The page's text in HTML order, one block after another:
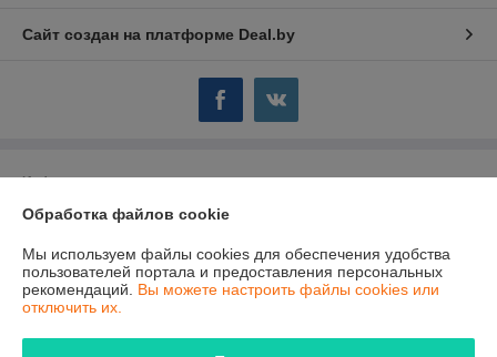
Сайт создан на платформе Deal.by
Информация для покупателя
Юридическое лицо:Общество с ограниченной ответственностью
220015, г. Минск, ул. Гурского, д. 3, каб. 34.
Регистрационный номер ЕГР: 192545537
Обработка файлов cookie
Мы используем файлы cookies для обеспечения удобства
пользователей портала и предоставления персональных
рекомендаций. Вы можете настроить файлы cookies или
отключить их.